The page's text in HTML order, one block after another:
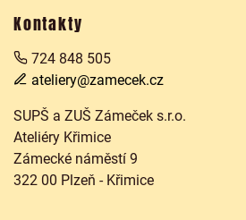
Kontakty
724 848 505
ateliery@zamecek.cz
SUPŠ a ZUŠ Zámeček s.r.o.
Ateliéry Křimice
Zámecké náměstí 9
322 00 Plzeň - Křimice